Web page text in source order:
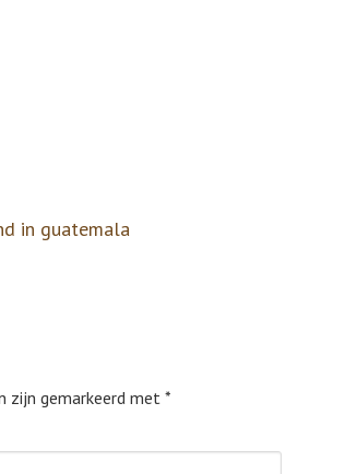
in guatemala
zijn gemarkeerd met*